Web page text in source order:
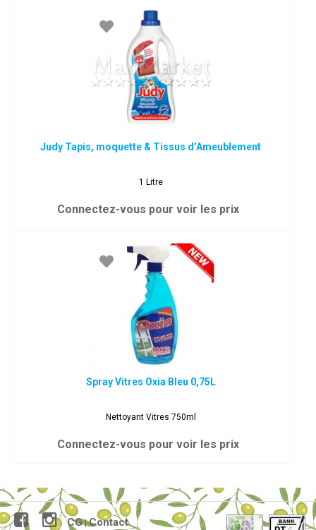
Judy Tapis, moquette & Tissus d’Ameublement
1 Litre
Connectez-vous pour voir les prix
Spray Vitres Oxia Bleu 0,75L
Nettoyant Vitres 750ml
Connectez-vous pour voir les prix
CG|Contact